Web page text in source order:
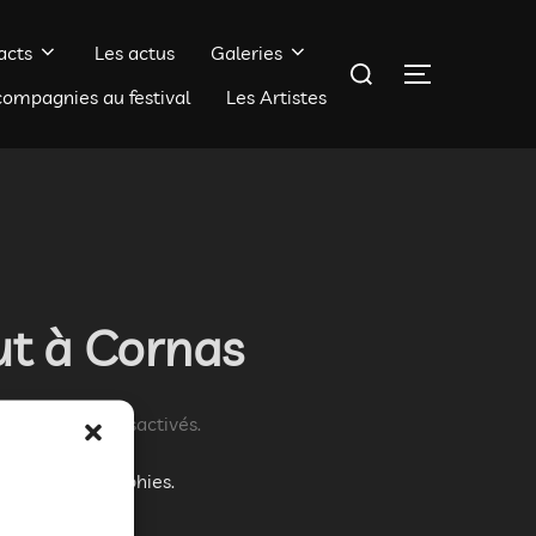
Les actus
Galeries
au festival
Les Artistes
Rechercher :
à Cornas
sont désactivés.
photographies.